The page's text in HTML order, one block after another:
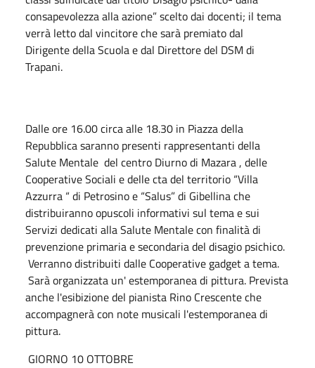
consapevolezza alla azione” scelto dai docenti; il tema
verrà letto dal vincitore che sarà premiato dal
Dirigente della Scuola e dal Direttore del DSM di
Trapani.
Dalle ore 16.00 circa alle 18.30 in Piazza della
Repubblica saranno presenti rappresentanti della
Salute Mentale del centro Diurno di Mazara , delle
Cooperative Sociali e delle cta del territorio “Villa
Azzurra “ di Petrosino e “Salus” di Gibellina che
distribuiranno opuscoli informativi sul tema e sui
Servizi dedicati alla Salute Mentale con finalità di
prevenzione primaria e secondaria del disagio psichico.
Verranno distribuiti dalle Cooperative gadget a tema.
Sarà organizzata un' estemporanea di pittura. Prevista
anche l'esibizione del pianista Rino Crescente che
accompagnerà con note musicali l'estemporanea di
pittura.
GIORNO 10 OTTOBRE